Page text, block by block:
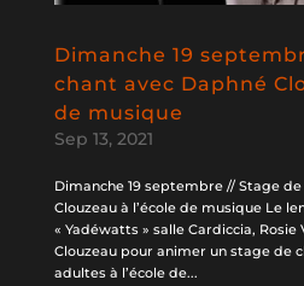
Dimanche 19
chant avec Daphné
de musique
Sep 13, 2021
Dimanche 19 septembre // Stage
Clouzeau à l’école de musique Le
« Yadéwatts » salle Cardiccia,
Clouzeau pour animer un stage de
adultes à l’école de...